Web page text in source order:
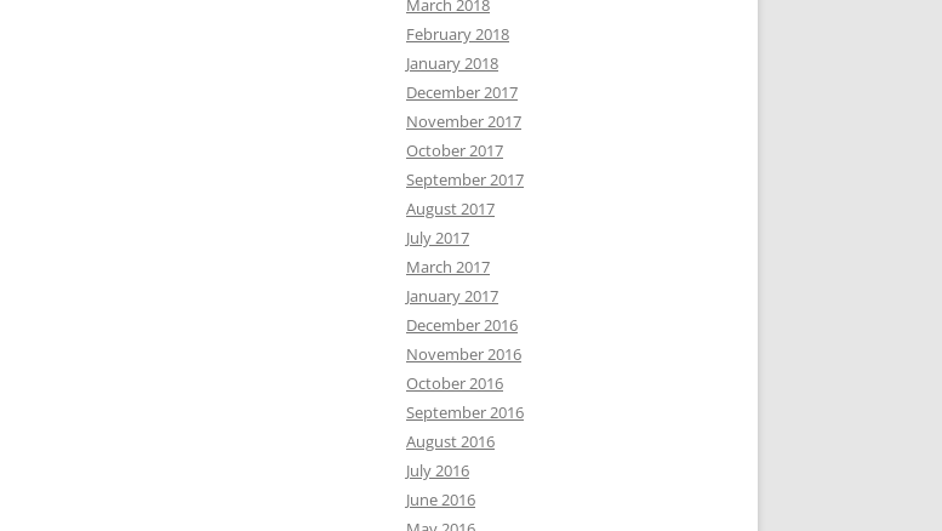
March 2018
February 2018
January 2018
December 2017
November 2017
October 2017
September 2017
August 2017
July 2017
March 2017
January 2017
December 2016
November 2016
October 2016
September 2016
August 2016
July 2016
June 2016